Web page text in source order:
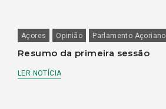
Açores Opinião Parlamento Açoriano
Resumo da primeira sessão
LER NOTÍCIA